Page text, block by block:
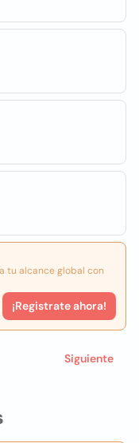
tu alcance global con
¡Registrate ahora!
Siguiente